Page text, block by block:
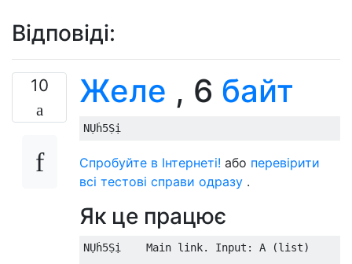
Відповіді:
10 Желе , 6 байт
Спробуйте в Інтернеті! або перевірити
всі тестові справи одразу .
Як це працює
NỤḣ5Ṣị    Main link. Input: A (list)